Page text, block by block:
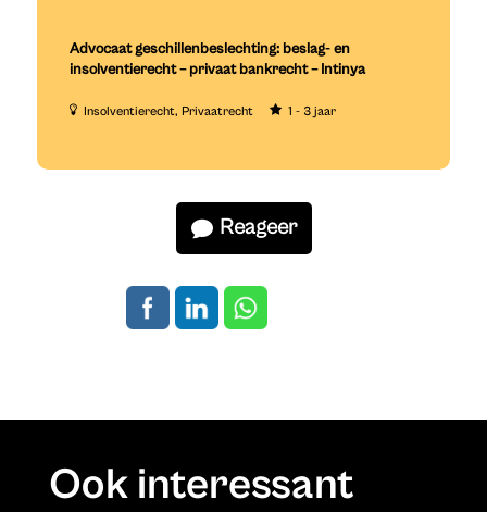
Advocaat geschillenbeslechting: beslag- en
insolventierecht – privaat bankrecht – Intinya
Insolventierecht Privaatrecht 1 - 3 jaar
Reageer
Ook interessant